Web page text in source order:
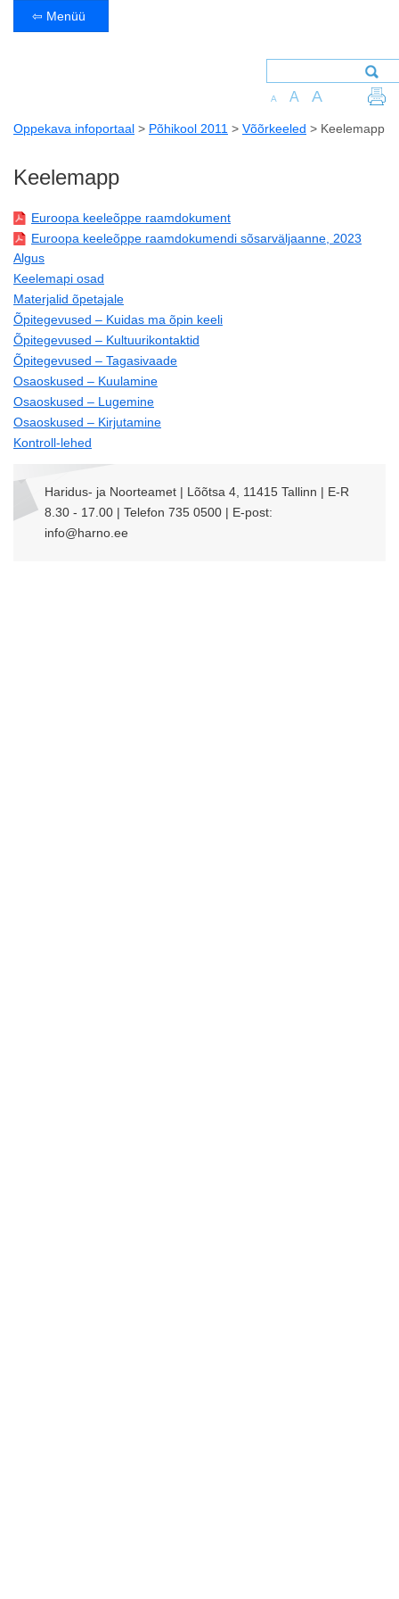
⇦ Menüü
A A A
Oppekava infoportaal > Põhikool 2011 > Võõrkeeled > Keelemapp
Keelemapp
Euroopa keeleõppe raamdokument
Euroopa keeleõppe raamdokumendi sõsarväljaanne, 2023
Algus
Keelemapi osad
Materjalid õpetajale
Õpitegevused – Kuidas ma õpin keeli
Õpitegevused – Kultuurikontaktid
Õpitegevused – Tagasivaade
Osaoskused – Kuulamine
Osaoskused – Lugemine
Osaoskused – Kirjutamine
Kontroll-lehed
Haridus- ja Noorteamet | Lõõtsa 4, 11415 Tallinn | E-R
8.30 - 17.00 | Telefon 735 0500 | E-post:
info@harno.ee